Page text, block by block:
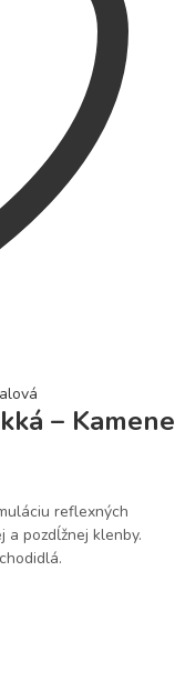
– Kamene
reflexných
a pozdĺžnej klenby.